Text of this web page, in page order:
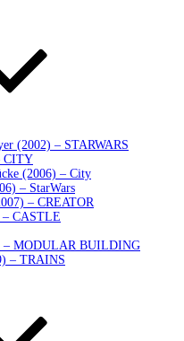
(2002) – STARWARS
CITY
(2006) – City
– StarWars
– CREATOR
– CASTLE
– MODULAR BUILDING
– TRAINS